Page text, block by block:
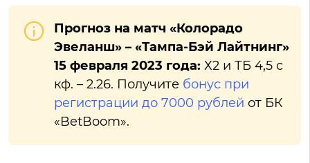
Прогноз на матч «Колорадо
Эвеланш» – «Тампа-Бэй Лайтнинг»
15 февраля 2023 года: Х2 и ТБ 4,5 с
кф. – 2.26. Получите бонус при
регистрации до 7000 рублей от БК
«BetBoom».